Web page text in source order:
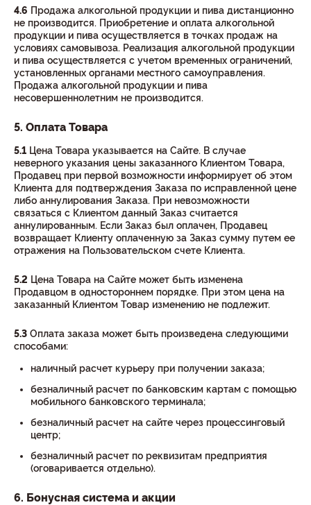
4.6 Продажа алкогольной продукции и пива дистанционно
не производится. Приобретение и оплата алкогольной
продукции и пива осуществляется в точках продаж на
условиях самовывоза. Реализация алкогольной продукции
и пива осуществляется с учетом временных ограничений,
установленных органами местного самоуправления.
Продажа алкогольной продукции и пива
несовершеннолетним не производится.
5. Оплата Товара
5.1 Цена Товара указывается на Сайте. В случае
неверного указания цены заказанного Клиентом Товара,
Продавец при первой возможности информирует об этом
Клиента для подтверждения Заказа по исправленной цене
либо аннулирования Заказа. При невозможности
связаться с Клиентом данный Заказ считается
аннулированным. Если Заказ был оплачен, Продавец
возвращает Клиенту оплаченную за Заказ сумму путем ее
отражения на Пользовательском счете Клиента.
5.2 Цена Товара на Сайте может быть изменена
Продавцом в одностороннем порядке. При этом цена на
заказанный Клиентом Товар изменению не подлежит.
5.3 Оплата заказа может быть произведена следующими
способами:
наличный расчет курьеру при получении заказа;
безналичный расчет по банковским картам с помощью
мобильного банковского терминала;
безналичный расчет на сайте через процессинговый
центр;
безналичный расчет по реквизитам предприятия
(оговаривается отдельно).
6. Бонусная система и акции